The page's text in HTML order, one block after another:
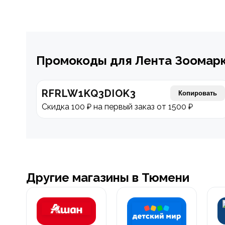
Промокоды для Лента
RFRLW1KQ3DIOK3 Копировать
Скидка 100 ₽ на первый заказ от 1500 ₽
Другие магазины в Тюмени